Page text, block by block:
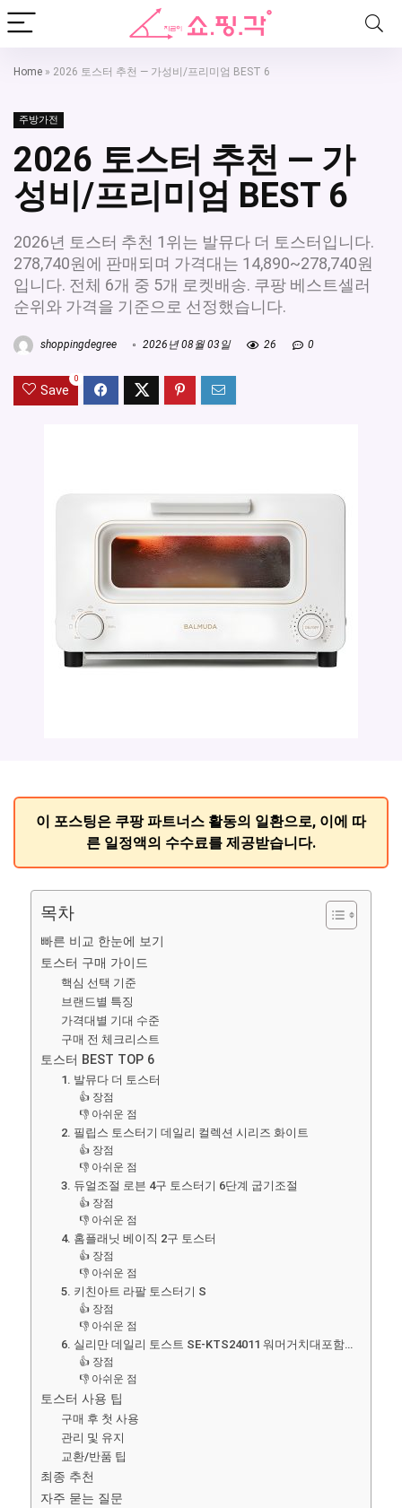
Home » 2026 토스터 추천 — 가성비/프리미엄 BEST 6
주방가전
2026 토스터 추천 — 가
성비/프리미엄 BEST 6
2026년 토스터 추천 1위는 발뮤다 더 토스터입니다.
278,740원에 판매되며 가격대는 14,890~278,740원
입니다. 전체 6개 중 5개 로켓배송. 쿠팡 베스트셀러
순위와 가격을 기준으로 선정했습니다.
shoppingdegree 2026년 08월 03일 26 0
Save
0
이 포스팅은 쿠팡 파트너스 활동의 일환으로, 이에 따
른 일정액의 수수료를 제공받습니다.
목차
빠른 비교 한눈에 보기
토스터 구매 가이드
핵심 선택 기준
브랜드별 특징
가격대별 기대 수준
구매 전 체크리스트
토스터 BEST TOP 6
1. 발뮤다 더 토스터
👍 장점
👎 아쉬운 점
2. 필립스 토스터기 데일리 컬렉션 시리즈 화이트
👍 장점
👎 아쉬운 점
3. 듀얼조절 로븐 4구 토스터기 6단계 굽기조절
👍 장점
👎 아쉬운 점
4. 홈플래닛 베이직 2구 토스터
👍 장점
👎 아쉬운 점
5. 키친아트 라팔 토스터기 S
👍 장점
👎 아쉬운 점
6. 실리만 데일리 토스트 SE-KTS24011 워머거치대포함…
👍 장점
👎 아쉬운 점
토스터 사용 팁
구매 후 첫 사용
관리 및 유지
교환/반품 팁
최종 추천
자주 묻는 질문